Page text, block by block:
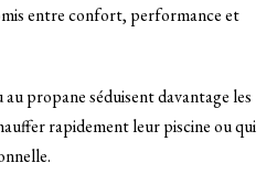
entre confort, performance et
propane séduisent davantage les
rapidement leur piscine ou qui